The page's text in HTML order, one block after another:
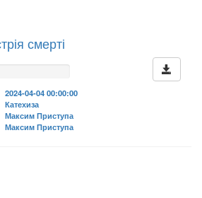
смерті
2024-04-04 00:00:00
Катехиза
Максим Приступа
Максим Приступа